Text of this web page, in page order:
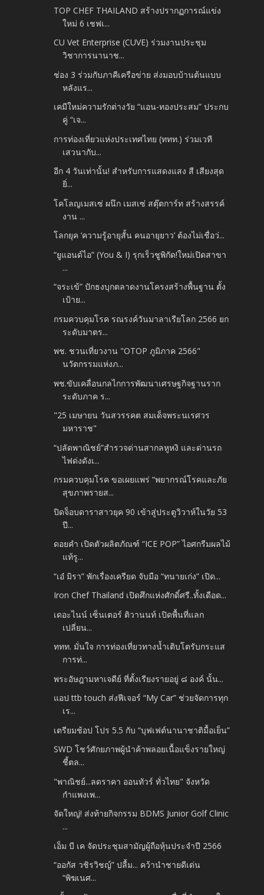
TOP CHEF THAILAND สร้างปรากฏการณ์แข่ง
ใหม่ 6 เชฟเ...
CU Vet Enterprise (CUVE) ร่วมงานประชุม
วิชาการนานาช...
ช่อง 3 ร่วมกับภาคีเครือข่าย ส่งมอบบ้านต้นแบบ
หลังแร...
เคมีใหม่ความรักต่างวัย “แอน-ทองประสม” ประกบ
คู่ “เจ...
การท่องเที่ยวแห่งประเทศไทย (ททท.) ร่วมเวที
เสวนากับ...
อีก 4 วันเท่านั้น! สำหรับการแสดงแสง สี เสียงสุด
ยิ่...
โคโลญเมสเซ่ ผนึก เมสเซ่ สตุ๊ตการ์ท สร้างสรรค์
งาน ...
โลกยุค ‘ความรู้อายุสั้น คนอายุยาว’ ต้องไม่เชื่อว่...
“ยูแอนด์ไอ” (You & I) รุกเร็วชูพิกัด!ใหม่เปิดสาขา
...
“จระเข้” ปักธงบุกตลาดงานโครงสร้างพื้นฐาน ตั้ง
เป้าย...
กรมควบคุมโรค รณรงค์วันมาลาเรียโลก 2566 ยก
ระดับมาตร...
พช. ชวนเที่ยวงาน "OTOP ภูมิภาค 2566"
นวัตกรรมแห่งภ...
พช.ขับเคลื่อนกลไกการพัฒนาเศรษฐกิจฐานราก
ระดับภาค ร...
"25 เมษายน วันสวรรคต สมเด็จพระนเรศวร
มหาราช"
“ปลัดพาณิชย์”สำรวจด่านสากลหูหงิ และด่านรถ
ไฟด่งดังเ...
กรมควบคุมโรค ขอเผยแพร่ “พยากรณ์โรคและภัย
สุขภาพรายส...
ปิดจ็อบดาราสาวยุค 90 เข้าสู่ประตูวิวาห์ในวัย 53
ปี...
ดอยคำ เปิดตัวผลิตภัณฑ์ “ICE POP” ไอศกรีมผลไม้
แท้รู...
“เอ๋ มิรา” พักเรื่องเครียด จับมือ “ทนายเก่ง” เปิด...
Iron Chef Thailand เปิดศึกแห่งศักดิ์ศรี..ทั้งเดือด...
เดอะไนน์ เซ็นเตอร์ ติวานนท์ เปิดพื้นที่แลก
เปลี่ยน...
ททท. มั่นใจ การท่องเที่ยวทางน้ำเติบโตรับกระแส
การท่...
พระอัษฎามหาเจดีย์ ที่ตั้งเรียงรายอยู่ ๘ องค์ นั้น...
แอป ttb touch ส่งฟีเจอร์ “My Car” ช่วยจัดการทุก
เร...
เตรียมช้อป โปร 5.5 กับ “บุฟเฟต์นานาชาติมื้อเย็น”
SWD โชว์ศักยภาพผู้นำค้าพลอยเนื้อแข็งรายใหญ่
ชี้ตล...
"พาณิชย์...ลดราคา ออนทัวร์ ทั่วไทย" จังหวัด
กำแพงเพ...
จัดใหญ่! ส่งท้ายกิจกรรม BDMS Junior Golf Clinic
...
เอ็ม บี เค จัดประชุมสามัญผู้ถือหุ้นประจำปี 2566
“ออกัส วชิรวิชญ์” ปลื้ม... คว้านำชายดีเด่น
“พิฆเนศ...